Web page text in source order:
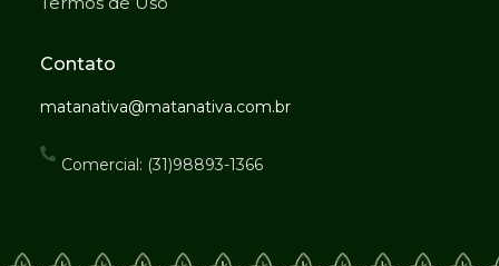
Contato
matanativa@matanativa.com.br
Comercial: (31)98893-1366